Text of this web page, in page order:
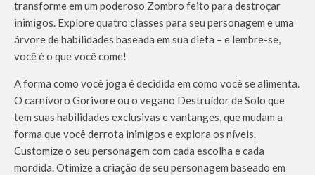
transforme em um poderoso Zombro feito para destroçar
inimigos. Explore quatro classes para seu personagem e uma
árvore de habilidades baseada em sua dieta – e lembre-se,
você é o que você come!
A forma como você joga é decidida em como você se alimenta.
O carnívoro Gorivore ou o vegano Destruídor de Solo que
tem suas habilidades exclusivas e vantanges, que mudam a
forma que você derrota inimigos e explora os níveis.
Customize o seu personagem com cada escolha e cada
mordida. Otimize a criação de seu personagem baseado em